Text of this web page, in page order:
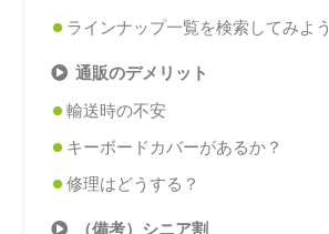
ラインナップ一覧を検索してみよう
通販のデメリット
輸送時の不安
キーボードカバーがあるか？
修理はどうする？
（備考）シニア割